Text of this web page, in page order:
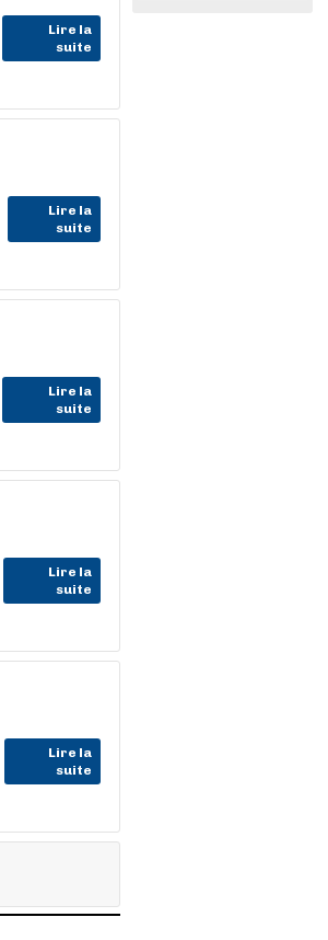
Lire la
suite
Lire la
suite
Lire la
suite
Lire la
suite
Lire la
suite